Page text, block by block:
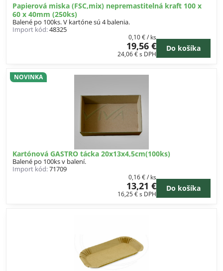
Papierová miska (FSC,mix) nepremastitelná kraft 100 x
60 x 40mm (250ks)
Balené po 100ks. V kartóne sú 4 balenia.
Import kód:48325
19,56 €
24,06 €s DPH
0,10 €/ ks
Do košíka
Kartónová GASTRO tácka 20x13x4,5cm(100ks)
NOVINKA
Balené po 100ks v balení.
Import kód:71709
13,21 €
16,25 €s DPH
0,16 €/ ks
Do košíka